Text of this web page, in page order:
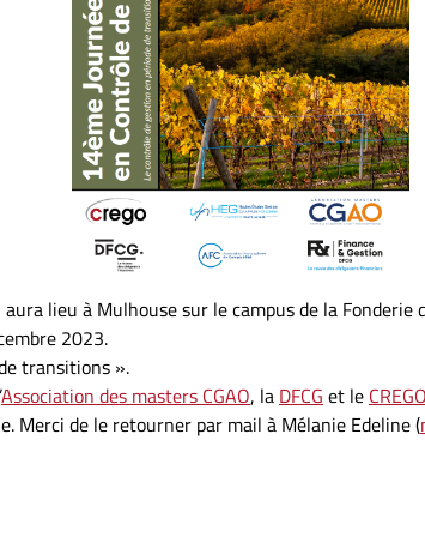
lieu à Mulhouse sur le campus de la
2023.
transitions ».
Association des masters CGAO, la DFCG et le CREGO
Merci de le retourner par mail à Mélanie Edeline (